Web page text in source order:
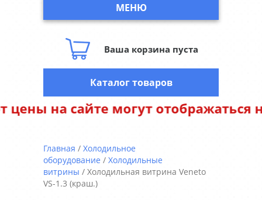
МЕНЮ
Ваша корзина пуста
некорректно.
Каталог товаров
Главная / Холодильное
оборудование / Холодильные
витрины / Холодильная витрина Veneto
VS-1.3 (краш.)